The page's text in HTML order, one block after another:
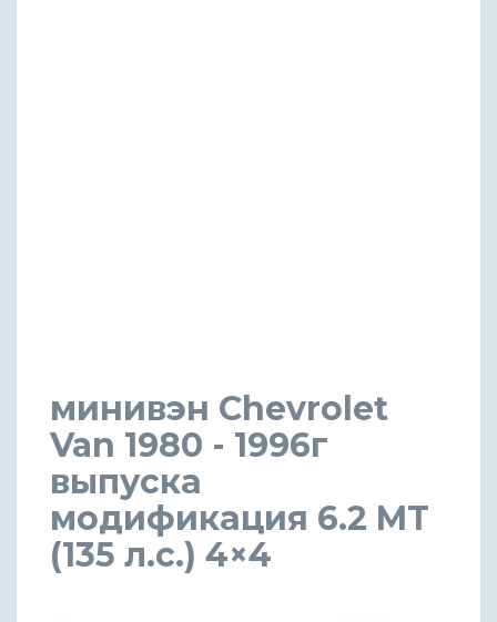
минивэн Chevrolet
Van 1980 - 1996г
выпуска
модификация 6.2 MT
(135 л.с.) 4×4